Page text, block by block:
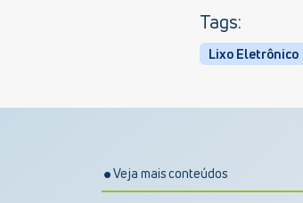
Tags:
Lixo Eletrônico
Veja mais conteúdos